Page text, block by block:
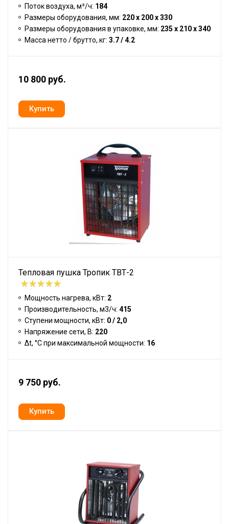
Поток воздуха, м³/ч: 184
Размеры оборудования, мм: 220 x 200 x 330
Размеры оборудования в упаковке, мм: 235 x 210 x 340
Масса нетто / брутто, кг: 3.7 / 4.2
10 800 руб.
Тепловая пушка Тропик ТВТ-2
Мощность нагрева, кВт: 2
Производительность, м3/ч: 415
Ступени мощности, кВт: 0 / 2,0
Напряжение сети, В: 220
Δt, °C при максимальной мощности: 16
9 750 руб.